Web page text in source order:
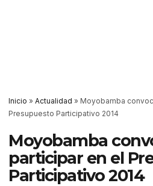
Inicio » Actualidad » Moyobamba
Presupuesto Participativo 2014
Moyobamba
participar en el
Participativo 2014